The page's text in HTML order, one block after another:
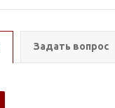
Задать вопрос